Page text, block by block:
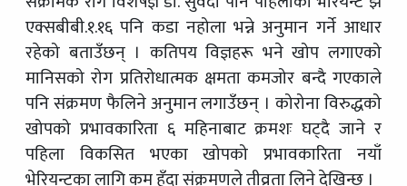
एक्सबीबी.१.१६ पनि कडा नहोला भन्ने अनुमान गर्ने आधार
रहेको बताउँछन् । कतिपय विज्ञहरू भने खोप लगाएको
मानिसको रोग प्रतिरोधात्मक क्षमता कमजोर बन्दै गएकाले
पनि संक्रमण फैलिने अनुमान लगाउँछन् । कोरोना विरुद्धको
खोपको प्रभावकारिता ६ महिनाबाट क्रमशः घट्दै जाने र
पहिला विकसित भएका खोपको प्रभावकारिता नयाँ
भेरियन्टका लागि कम हुँदा संक्रमणले तीव्रता लिने देखिन्छ ।